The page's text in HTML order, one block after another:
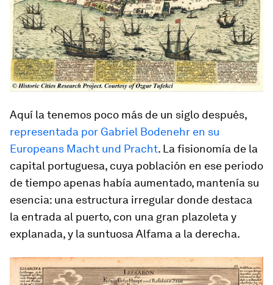
Aquí la tenemos poco más de un siglo después,
representada por Gabriel Bodenehr en su
Europeans Macht und Pracht. La fisionomía de la
capital portuguesa, cuya población en ese periodo
de tiempo apenas había aumentado, mantenía su
esencia: una estructura irregular donde destaca
la entrada al puerto, con una gran plazoleta y
explanada, y la suntuosa Alfama a la derecha.